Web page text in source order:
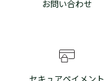
お問い合わせ
セキュアペイメント